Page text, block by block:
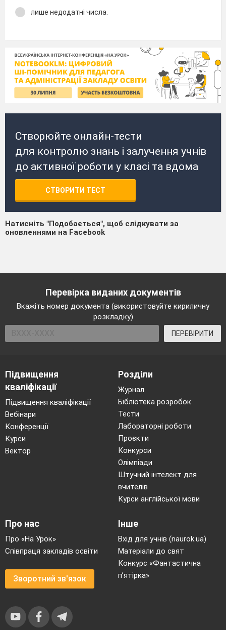
лише недодатні числа.
Створюйте онлайн-тести
для контролю знань і залучення учнів
до активної роботи у класі та вдома
СТВОРИТИ ТЕСТ
Натисніть "Подобається", щоб слідкувати за
оновленнями на Facebook
Перевірка виданих документів
Вкажіть номер документа (використовуйте кириличну
розкладку)
ПЕРЕВІРИТИ
Підвищення
кваліфікації
Підвищення кваліфікації
Вебінари
Конференції
Курси
Вектор
Розділи
Журнал
Бібліотека розробок
Тести
Лабораторні роботи
Проєкти
Конкурси
Олімпіади
Штучний інтелект для
вчителів
Курси англійської мови
Про нас
Про «На Урок»
Співпраця закладів освіти
Зворотний зв'язок
Інше
Вхід для учнів (naurok.ua)
Матеріали до свят
Конкурс «Фантастична
п’ятірка»